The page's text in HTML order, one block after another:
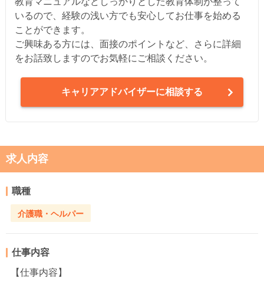
いるので、経験の浅い方でも安心してお仕事を始める
ことができます。
ご興味ある方には、面接のポイントなど、さらに詳細
をお話致しますのでお気軽にご相談ください。
キャリアアドバイザーに相談する
求人内容
職種
介護職・ヘルパー
仕事内容
【仕事内容】